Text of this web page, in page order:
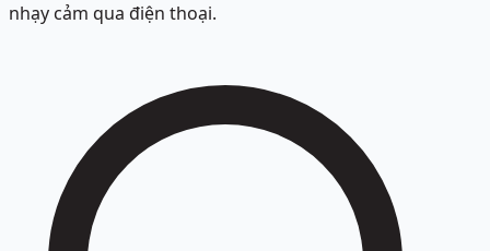
nhạy cảm qua điện thoại.